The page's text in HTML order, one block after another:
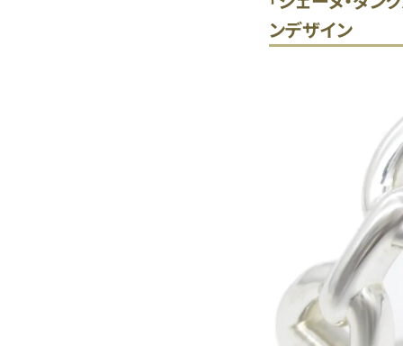
ンデザイン